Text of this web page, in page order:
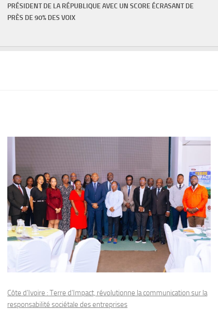
PRÉSIDENT DE LA RÉPUBLIQUE AVEC UN SCORE ÉCRASANT DE
PRÈS DE 90% DES VOIX
Côte d’Ivoire : Terre d’Impact, révolutionne la communication sur la
responsabilité sociétale des entreprises